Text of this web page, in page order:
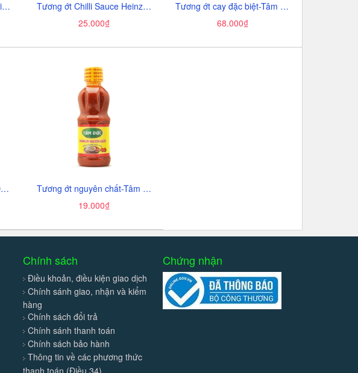
Tương ớt Nam Dương, chai vịt (250ml).
Tương ớt Chilli Sauce Heinz-Thái Lan. chai (300g),
25.000₫
Tương ớt cay đặc biệt-Tâm Đức, can (2lít),
68.000₫
Tương ớt chua ngọt-Tâm Đức, chai (250g).
Tương ớt nguyên chất-Tâm Đức, chai (250g).
19.000₫
Chính sách
Điều khoản, điều kiện giao dịch
Chính sánh giao, nhận và kiểm
hàng
Chính sách đổi trả
Chính sánh thanh toán
Chính sách bảo hành
Thông tin về các phương thức
thanh toán (Điều 34)
Chứng nhận